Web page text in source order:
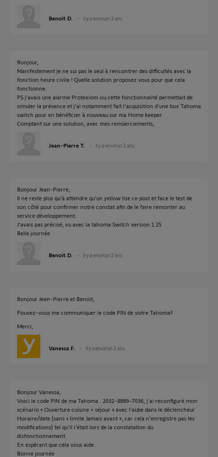
Benoit D. il y a environ 2 ans
Bonjour,
Manifestement je ne sui pas le seul à rencontrer des difficultés avec la
fonction heure civile ! Quelle solution proposez vous pour que cela
fonctionne.
PS j'avais une alarme Protexiom ou cette fonctionnalité permettait de
simuler la présence et j'ai notamment fait l'acquisition d'une box Tahoma
switch pour en bénéficier à nouveau sur ma Home keeper.
Comptant sur une solution, avec mes remùerciements,
Jean-Pierre T. il y a environ 2 ans
Bonjour Jean-Pierre,
Il ne reste plus qu’à attendre qu’un yellow lise ce post et face le test de
son côté pour confirmer notre constat afin de le faire remonter au
service développement.
J’avais pas précisé, vu avec la tahoma Switch version 1.25
Belle journée
Benoit D. il y a environ 2 ans
Bonjour Jean-Pierre et Benoit,
Pouvez-vous me communiquer le code PIN de votre Tahoma?
Merci,
Vanessa F. il y a environ 2 ans
Bonjour Vanessa,
Voici le code PIN de ma Tahoma : 2032-8889-7036, j’ai reconfiguré mon
scénario « Ouverture cuisine + séjour » avec l’aube dans le déclencheur
Horaire/date (sans « limite Jamais avant », car cela n’enregistre pas les
modifications) tel qu’il l’était lors de la constatation du
disfonctionnement.
En espérant que cela vous aide
Bonne journée